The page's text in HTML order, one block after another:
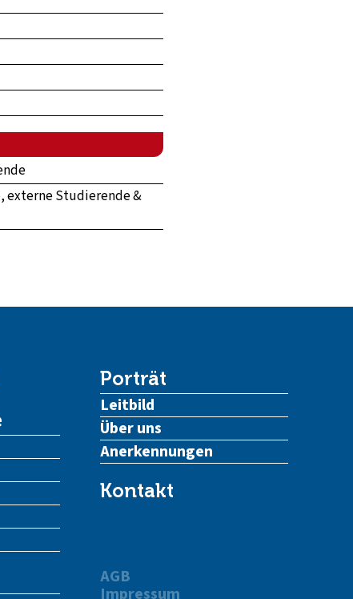
externe Studierende &
Porträt
Leitbild
Über uns
Anerkennungen
Kontakt
AGB
Impressum